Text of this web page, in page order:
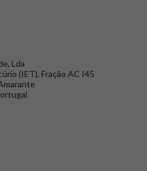
Lda
(IET), Fração AC I45